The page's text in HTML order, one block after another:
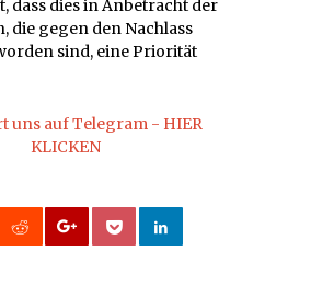
dass dies in Anbetracht der
die gegen den Nachlass
sind, eine Priorität
uns auf Telegram - HIER
KLICKEN